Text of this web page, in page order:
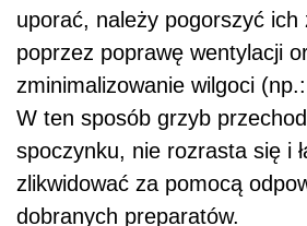
Gdy zauważymy pierwsze
zagrzybienia musimy
błyskawicznie, inaczej
konsekwencje zarówno
zagrożenie stabilności